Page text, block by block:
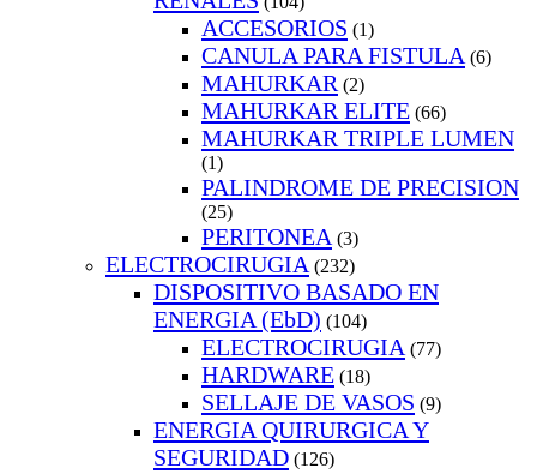
ACCESORIOS (1)
CANULA PARA FISTULA (6)
MAHURKAR (2)
MAHURKAR ELITE (66)
MAHURKAR TRIPLE LUMEN
(1)
PALINDROME DE PRECISION
(25)
PERITONEA (3)
ELECTROCIRUGIA (232)
DISPOSITIVO BASADO EN
ENERGIA (EbD) (104)
ELECTROCIRUGIA (77)
HARDWARE (18)
SELLAJE DE VASOS (9)
ENERGIA QUIRURGICA Y
SEGURIDAD (126)